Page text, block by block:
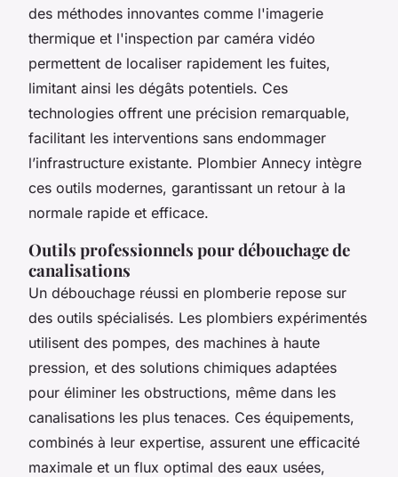
des méthodes innovantes comme l'imagerie
thermique et l'inspection par caméra vidéo
permettent de localiser rapidement les fuites,
limitant ainsi les dégâts potentiels. Ces
technologies offrent une précision remarquable,
facilitant les interventions sans endommager
l’infrastructure existante. Plombier Annecy intègre
ces outils modernes, garantissant un retour à la
normale rapide et efficace.
Outils professionnels pour débouchage de
canalisations
Un débouchage réussi en plomberie repose sur
des outils spécialisés. Les plombiers expérimentés
utilisent des pompes, des machines à haute
pression, et des solutions chimiques adaptées
pour éliminer les obstructions, même dans les
canalisations les plus tenaces. Ces équipements,
combinés à leur expertise, assurent une efficacité
maximale et un flux optimal des eaux usées,